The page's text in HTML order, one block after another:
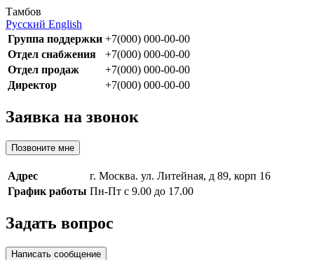
Тамбов
Русский English
Группа поддержки +7(000) 000-00-00
Отдел снабжения
+7(000) 000-00-00
Отдел продаж
+7(000) 000-00-00
Директор
+7(000) 000-00-00
Заявка на звонок
Позвоните мне
Адрес
г. Москва. ул. Литейная, д 89, корп 16
График работы Пн-Пт с 9.00 до 17.00
Задать вопрос
Написать сообщение